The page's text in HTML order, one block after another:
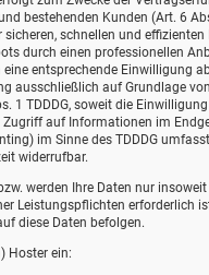
bestehenden Kunden (Art. 6
sicheren, schnellen und effizienten
durch einen professionellen
eine entsprechende Einwilligung
ausschließlich auf Grundlage
1 TDDDG, soweit die
Zugriff auf Informationen im
im Sinne des TDDDG
widerrufbar.
werden Ihre Daten nur
Leistungspflichten erforderlich
diese Daten befolgen.
Hoster ein: